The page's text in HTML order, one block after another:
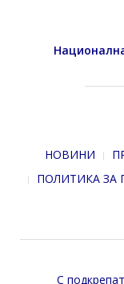
НОВИНИ
ПОЛИТИКА ЗА
С